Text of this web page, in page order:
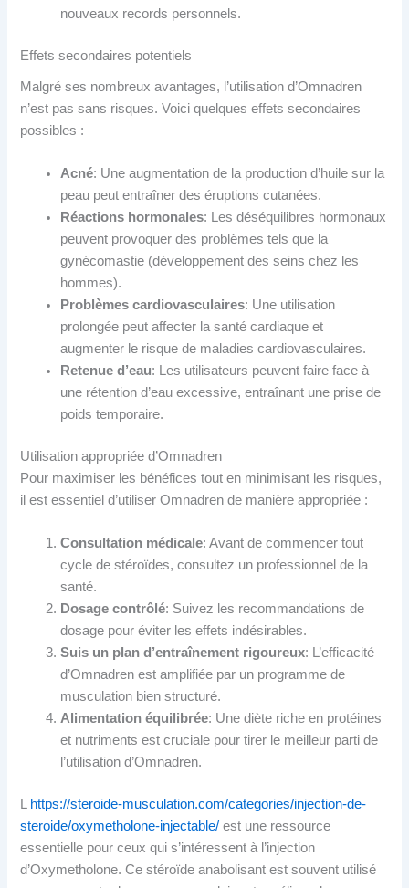
nouveaux records personnels.
Effets secondaires potentiels
Malgré ses nombreux avantages, l’utilisation d’Omnadren
n’est pas sans risques. Voici quelques effets secondaires
possibles :
Acné: Une augmentation de la production d’huile sur la
peau peut entraîner des éruptions cutanées.
Réactions hormonales: Les déséquilibres hormonaux
peuvent provoquer des problèmes tels que la
gynécomastie (développement des seins chez les
hommes).
Problèmes cardiovasculaires: Une utilisation
prolongée peut affecter la santé cardiaque et
augmenter le risque de maladies cardiovasculaires.
Retenue d’eau: Les utilisateurs peuvent faire face à
une rétention d’eau excessive, entraînant une prise de
poids temporaire.
Utilisation appropriée d’Omnadren
Pour maximiser les bénéfices tout en minimisant les risques,
il est essentiel d’utiliser Omnadren de manière appropriée :
Consultation médicale: Avant de commencer tout
cycle de stéroïdes, consultez un professionnel de la
santé.
Dosage contrôlé: Suivez les recommandations de
dosage pour éviter les effets indésirables.
Suis un plan d’entraînement rigoureux: L’efficacité
d’Omnadren est amplifiée par un programme de
musculation bien structuré.
Alimentation équilibrée: Une diète riche en protéines
et nutriments est cruciale pour tirer le meilleur parti de
l’utilisation d’Omnadren.
L https://steroide-musculation.com/categories/injection-de-
steroide/oxymetholone-injectable/ est une ressource
essentielle pour ceux qui s’intéressent à l’injection
d’Oxymetholone. Ce stéroïde anabolisant est souvent utilisé